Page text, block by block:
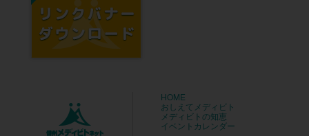
HOME
おしえてメディビト
メディビトの知恵
イベントカレンダー